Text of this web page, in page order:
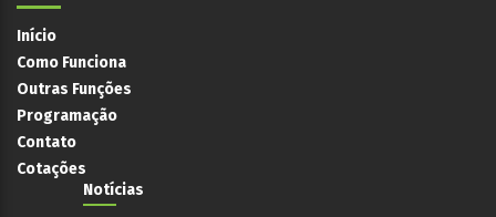
Início
Como Funciona
Outras Funções
Programação
Contato
Cotações
Notícias